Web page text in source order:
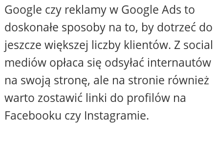
Google czy reklamy w Google Ads to
doskonałe sposoby na to, by dotrzeć do
jeszcze większej liczby klientów. Z social
mediów opłaca się odsyłać internautów
na swoją stronę, ale na stronie również
warto zostawić linki do profilów na
Facebooku czy Instagramie.